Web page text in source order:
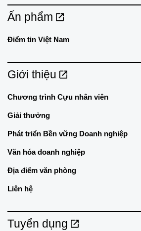
Ấn phẩm
Điểm tin Việt Nam
Giới thiệu
Chương trình Cựu nhân viên
Giải thưởng
Phát triển Bền vững Doanh nghiệp
Văn hóa doanh nghiệp
Địa điểm văn phòng
Liên hệ
Tuyển dụng